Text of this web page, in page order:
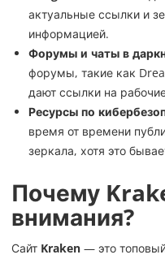
актуальные ссылки и
информацией.
Форумы и чаты в
форумы, такие как
дают ссылки на
Ресурсы по
время от времени
зеркала, хотя это
Почему
внимания?
Сайт Kraken — это